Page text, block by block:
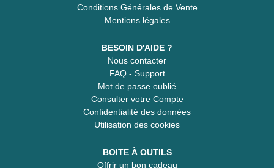
Conditions Générales de Vente
Mentions légales
BESOIN D'AIDE ?
Nous contacter
FAQ - Support
Mot de passe oublié
Consulter votre Compte
Confidentialité des données
Utilisation des cookies
BOITE À OUTILS
Offrir un bon cadeau